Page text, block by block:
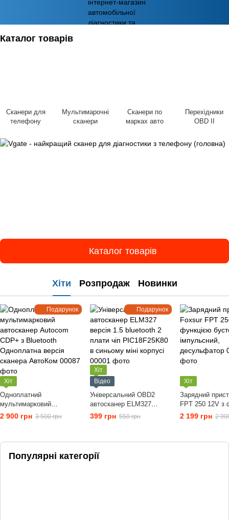
Каталог товарів
Сканери для
телефону
Мультимарочні
сканери
Сканери по
марках авто
Перехідники
OBD II
Каталог товарів
Хіти Розпродаж Новинки
Подарунок
Хіт
Одноплатний
мультимарковий
автосканер Autocom
CDP+ з Bluetooth
сканера АвтоКом
2 900 грн 3 500 грн
Подарунок
Хіт
Відео
Універсальний OBD2
автосканер ELM327
версія 1.5 bluetooth 2
плати чіп PIC18F25K80 в
399 грн 550 грн
Хіт
Зарядний
FPT 250 12V з
бустера,
десульфатор
2 199 грн 2
Популярні категорії